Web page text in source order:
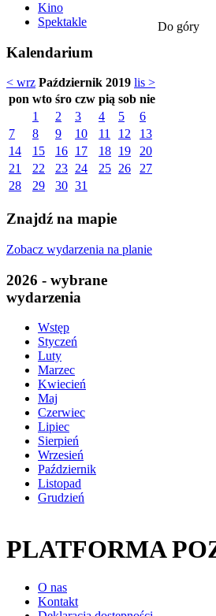
Kino
Spektakle
Kalendarium
< wrz Październik 2019 lis >
pon wto śro czw pią sob nie
1
2 3 4 5
6
7
8 9 10 11 12
13
14
15 16 17 18 19
20
21
22 23 24 25 26
27
28
29 30 31
Znajdź na mapie
Zobacz wydarzenia na planie
2026 - wybrane
wydarzenia
Wstęp
Styczeń
Luty
Marzec
Kwiecień
Maj
Czerwiec
Lipiec
Sierpień
Wrzesień
Październik
Listopad
Grudzień
Do góry
PLATFORMA
O nas
Kontakt